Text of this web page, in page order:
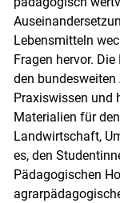
Lebensmitteln
Fragen hervor.
den
Praxiswissen und
Materialien für
Landwirtschaft,
es, den
Pädagogischen